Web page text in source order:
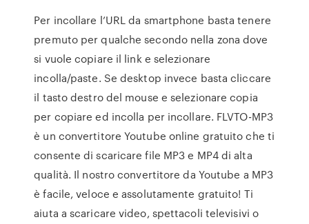
Per incollare l’URL da smartphone basta tenere
premuto per qualche secondo nella zona dove
si vuole copiare il link e selezionare
incolla/paste. Se desktop invece basta cliccare
il tasto destro del mouse e selezionare copia
per copiare ed incolla per incollare. FLVTO-MP3
è un convertitore Youtube online gratuito che ti
consente di scaricare file MP3 e MP4 di alta
qualità. Il nostro convertitore da Youtube a MP3
è facile, veloce e assolutamente gratuito! Ti
aiuta a scaricare video, spettacoli televisivi o